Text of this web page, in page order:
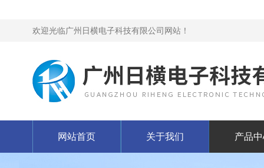
欢迎光临广州日横电子科技有限公司网站！
网站首页 关于我们 产品